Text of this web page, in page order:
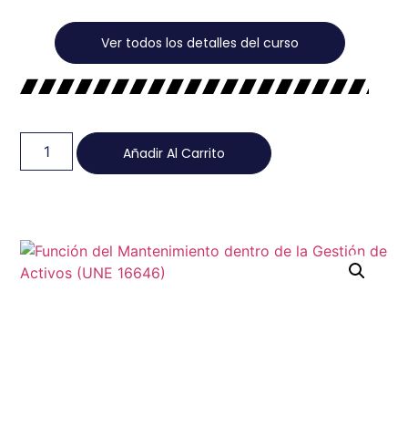
Ver todos los detalles del curso
Añadir Al Carrito